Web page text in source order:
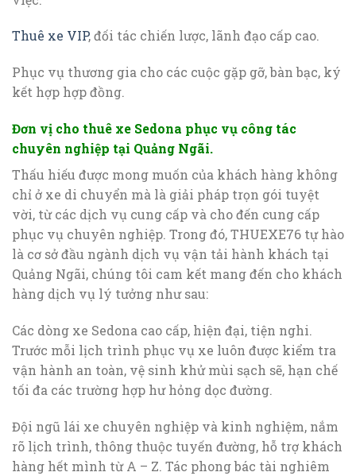
Thuê xe VIP, đối tác chiến lược, lãnh đạo cấp cao.
Phục vụ thương gia cho các cuộc gặp gỡ, bàn bạc, ký
kết hợp hợp đồng.
Đơn vị cho thuê xe Sedona phục vụ công tác
chuyên nghiệp tại Quảng Ngãi.
Thấu hiếu được mong muốn của khách hàng không
chỉ ở xe di chuyển mà là giải pháp trọn gói tuyệt
vời, từ các dịch vụ cung cấp và cho đến cung cấp
phục vụ chuyên nghiệp. Trong đó, THUEXE76 tự hào
là cơ sở đầu ngành dịch vụ vận tải hành khách tại
Quảng Ngãi, chúng tôi cam kết mang đến cho khách
hàng dịch vụ lý tưởng như sau:
Các dòng xe Sedona cao cấp, hiện đại, tiện nghi.
Trước mỗi lịch trình phục vụ xe luôn được kiểm tra
vận hành an toàn, vệ sinh khử mùi sạch sẽ, hạn chế
tối đa các trường hợp hư hỏng dọc đường.
Đội ngũ lái xe chuyên nghiệp và kinh nghiệm, nắm
rõ lịch trình, thông thuộc tuyến đường, hỗ trợ khách
hàng hết mình từ A – Z. Tác phong bác tài nghiêm